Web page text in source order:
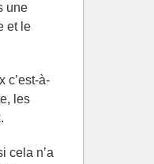
une
et le
c’est-à-
les
cela n’a